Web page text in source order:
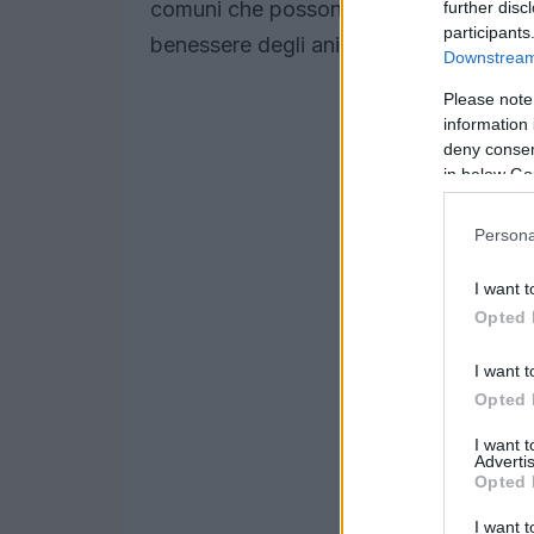
further
Please
information
deny
in below
I want
Opted
I want
Opted
I want
Opted
I want
comuni che possono colpirli e
benessere degli animali.